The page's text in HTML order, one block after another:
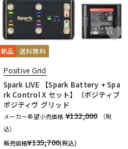
新品 送料無料
Positive Grid
Spark LIVE 【Spark Battery + Spa
rk Control X セット】（ポジティブ
ポジティヴ グリッド
メーカー希望小売価格 ¥132,000
（税
込）
販売価格¥135,700(税込)